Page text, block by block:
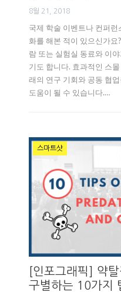
8월 21, 2018
국제 학술 이벤트나 컨퍼
화를 해본 적이 있으신가
람 또는 실험실 동료와 이
기도 합니다. 효과적인 스
래의 연구 기회와 공동 협
도움이 될 수 있습니다.…
스마트샷
[인포그래픽] 약
구별하는 10가지